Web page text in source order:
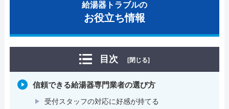
給湯器トラブルの
お役立ち情報
目次 [閉じる]
信頼できる給湯器専門業者の選び方
受付スタッフの対応に好感が持てる